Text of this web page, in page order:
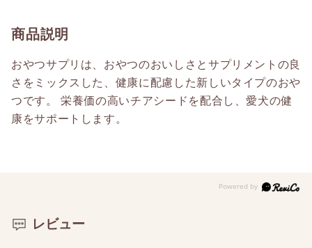
商品説明
おやつサプリは、おやつのおいしさとサプリメントの良
さをミックスした、健康に配慮した新しいタイプのおや
つです。 栄養価の高いチアシードを配合し、愛犬の健
康をサポートします。
レビュー